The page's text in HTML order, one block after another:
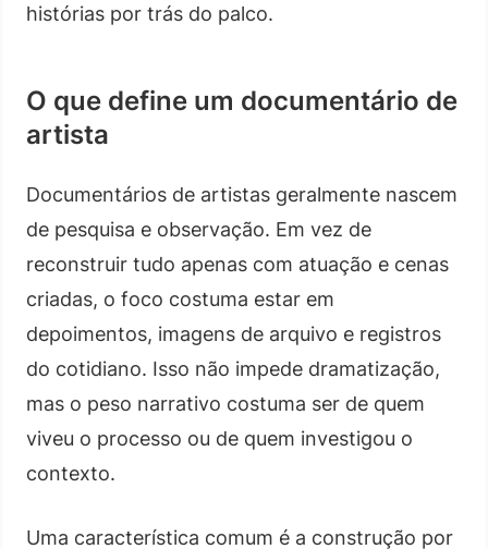
histórias por trás do palco.
O que define um documentário de
artista
Documentários de artistas geralmente nascem
de pesquisa e observação. Em vez de
reconstruir tudo apenas com atuação e cenas
criadas, o foco costuma estar em
depoimentos, imagens de arquivo e registros
do cotidiano. Isso não impede dramatização,
mas o peso narrativo costuma ser de quem
viveu o processo ou de quem investigou o
contexto.
Uma característica comum é a construção por